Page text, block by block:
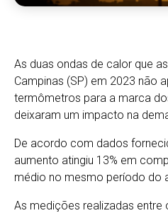
As duas ondas de calor que
Campinas (SP) em 2023 não
termômetros para a marca
deixaram um impacto na
De acordo com dados
aumento atingiu 13% em
médio no mesmo período do
As medições realizadas entre